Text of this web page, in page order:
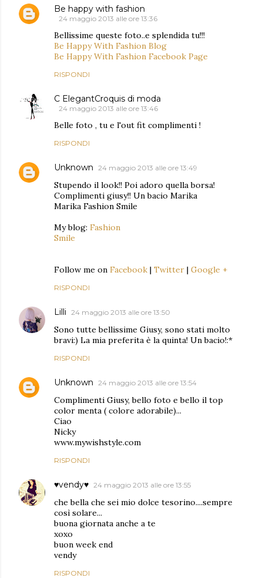
Be happy with fashion
24 maggio 2013 alle ore 13:36
Bellissime queste foto..e splendida tu!!!
Be Happy With Fashion Blog
Be Happy With Fashion Facebook Page
RISPONDI
C ElegantCroquis di moda
24 maggio 2013 alle ore 13:46
Belle foto , tu e l'out fit complimenti !
RISPONDI
Unknown 24 maggio 2013 alle ore 13:49
Stupendo il look!! Poi adoro quella borsa!
Complimenti giusy!! Un bacio Marika
Marika Fashion Smile
My blog: Fashion
Smile
Follow me on Facebook | Twitter | Google +
RISPONDI
Lilli 24 maggio 2013 alle ore 13:50
Sono tutte bellissime Giusy, sono stati molto
bravi:) La mia preferita è la quinta! Un bacio!:*
RISPONDI
Unknown 24 maggio 2013 alle ore 13:54
Complimenti Giusy, bello foto e bello il top
color menta ( colore adorabile)...
Ciao
Nicky
www.mywishstyle.com
RISPONDI
♥vendy♥ 24 maggio 2013 alle ore 13:55
che bella che sei mio dolce tesorino....sempre
così solare...
buona giornata anche a te
xoxo
buon week end
vendy
RISPONDI